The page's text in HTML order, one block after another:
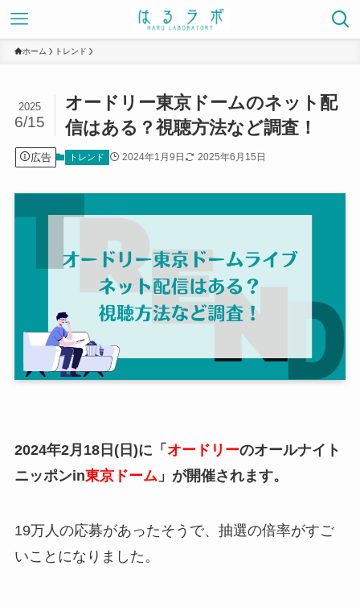
ホーム トレンド
オードリー東京ドームのネット配
信はある？視聴方法など調査！
2025
6/15
広告 トレンド 2024年1月9日 2025年6月15日
2024年2月18日(日)に「 オードリーのオールナイト
ニッポンin東京ドーム」が開催されます。
19万人の応募があったそうで、抽選の倍率がすご
いことになりました。